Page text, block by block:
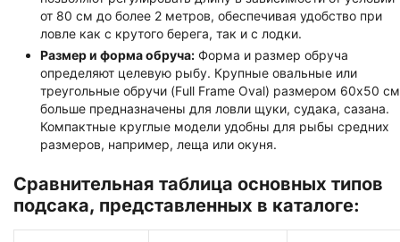
от 80 см до более 2 метров, обеспечивая удобство при
ловле как с крутого берега, так и с лодки.
Размер и форма обруча: Форма и размер обруча
определяют целевую рыбу. Крупные овальные или
треугольные обручи (Full Frame Oval) размером 60x50
больше предназначены для ловли щуки, судака, сазана.
Компактные круглые модели удобны для рыбы средних
размеров, например, леща или окуня.
Сравнительная таблица основных типов
подсака, представленных в каталоге: